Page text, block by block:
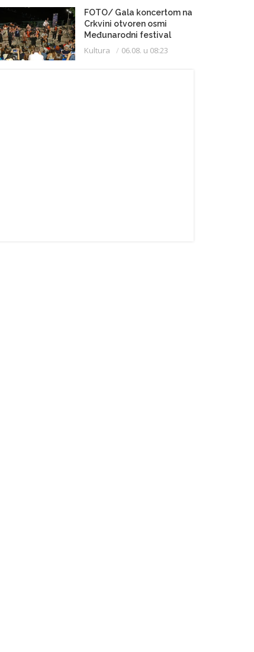
FOTO/ Gala koncertom na
Crkvini otvoren osmi
Međunarodni festival
klasične muzike
Kultura 06.08. u 08:23